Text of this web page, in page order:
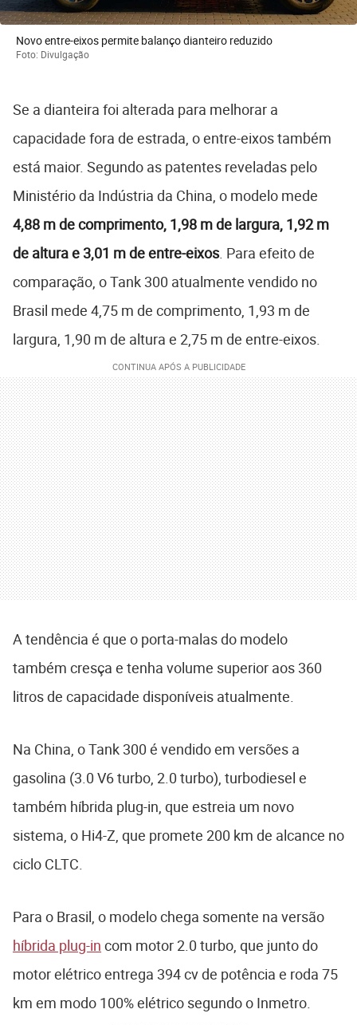
Novo entre-eixos permite balanço dianteiro reduzido
Foto: Divulgação
Se a dianteira foi alterada para melhorar a
capacidade fora de estrada, o entre-eixos também
está maior. Segundo as patentes reveladas pelo
Ministério da Indústria da China, o modelo mede
4,88 m de comprimento, 1,98 m de largura, 1,92 m
de altura e 3,01 m de entre-eixos. Para efeito de
comparação, o Tank 300 atualmente vendido no
Brasil mede 4,75 m de comprimento, 1,93 m de
largura, 1,90 m de altura e 2,75 m de entre-eixos.
A tendência é que o porta-malas do modelo
também cresça e tenha volume superior aos 360
litros de capacidade disponíveis atualmente.
Na China, o Tank 300 é vendido em versões a
gasolina (3.0 V6 turbo, 2.0 turbo), turbodiesel e
também híbrida plug-in, que estreia um novo
sistema, o Hi4-Z, que promete 200 km de alcance no
ciclo CLTC.
Para o Brasil, o modelo chega somente na versão
híbrida plug-in com motor 2.0 turbo, que junto do
motor elétrico entrega 394 cv de potência e roda 75
km em modo 100% elétrico segundo o Inmetro.